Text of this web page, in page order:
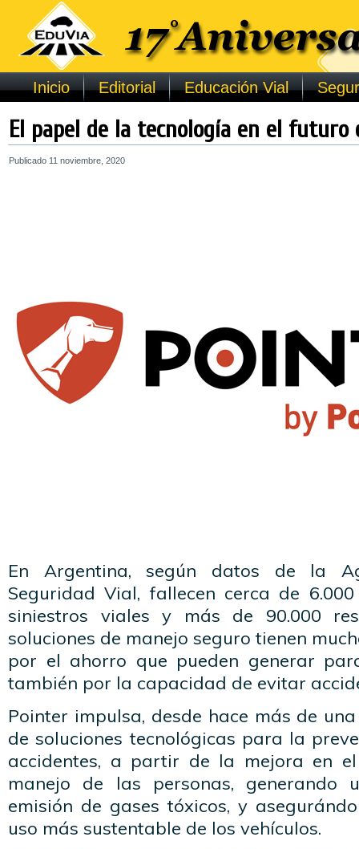
Inicio Editorial Educación Vial
El papel de la tecnología en el futuro
Publicado 11 noviembre, 2020
En Argentina, según datos de la
Seguridad Vial, fallecen cerca de
siniestros viales y más de 90.000
soluciones de manejo seguro tienen
por el ahorro que pueden generar
también por la capacidad de evitar
Pointer impulsa, desde hace más de
de soluciones tecnológicas para la
accidentes, a partir de la mejora en
manejo de las personas, generando
emisión de gases tóxicos, y
uso más sustentable de los vehículos.